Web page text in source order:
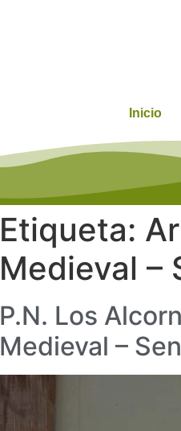
Inicio
Etiqueta:
Medieval –
P.N. Los
Medieval –